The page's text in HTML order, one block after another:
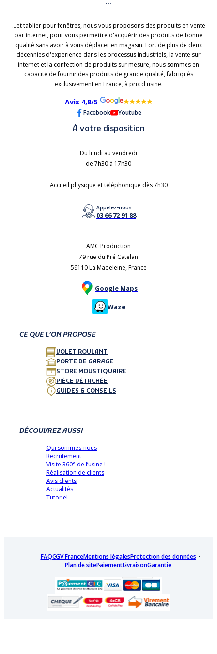
...
...et tablier pour fenêtres, nous vous proposons des produits en vente
par internet, pour vous permettre d'acquérir des produits de bonne
qualité sans avoir à vous déplacer en magasin. Fort de plus de deux
décennies d'experience dans les processus industriels, la vente sur
internet et la confection de produits sur mesure, nous sommes en
capacité de fournir des produits de grande qualité, fabriqués
exclusivement en France, à prix d'usine.
Avis 4,8/5
Facebook Youtube
À votre disposition
Du lundi au vendredi
de 7h30 à 17h30
Accueil physique et téléphonique dès 7h30
Appelez-nous
03 66 72 91 88
AMC Production
79 rue du Pré Catelan
59110 La Madeleine, France
Google Maps
Waze
CE QUE L’ON PROPOSE
VOLET ROULANT
PORTE DE GARAGE
STORE MOUSTIQUAIRE
PIÈCE DÉTACHÉE
GUIDES & CONSEILS
DÉCOUVREZ AUSSI
Qui sommes-nous
Recrutement
Visite 360° de l’usine !
Réalisation de clients
Avis clients
Actualités
Tutoriel
FAQCGV FranceMentions légalesProtection des données
Plan de sitePaiementLivraisonGarantie